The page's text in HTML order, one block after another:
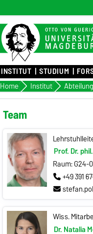
INSTITUT STUDIUM
Home Institut
Team
Prof. Dr.
Raum: G24-
+49 391
Wiss.
Dr. Natalia